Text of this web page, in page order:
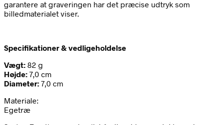
garantere at graveringen har det præcise udtryk som
billedmaterialet viser.
Specifikationer & vedligeholdelse
Vægt: 82 g
Højde: 7,0 cm
Diameter: 7,0 cm
Materiale:
Egetræ